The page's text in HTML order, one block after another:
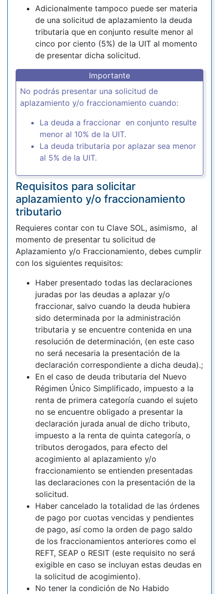
Adicionalmente tampoco puede ser materia
de una solicitud de aplazamiento la deuda
tributaria que en conjunto resulte menor al
cinco por ciento (5%) de la UIT al momento
de presentar dicha solicitud.
Importante
No podrás presentar una solicitud de
aplazamiento y/o fraccionamiento cuando:
La deuda a fraccionar en conjunto resulte
menor al 10% de la UIT.
La deuda tributaria por aplazar sea menor
al 5% de la UIT.
Requisitos para solicitar
aplazamiento y/o fraccionamiento
tributario
Requieres contar con tu Clave SOL, asimismo, al
momento de presentar tu solicitud de
Aplazamiento y/o Fraccionamiento, debes cumplir
con los siguientes requisitos:
Haber presentado todas las declaraciones
juradas por las deudas a aplazar y/o
fraccionar, salvo cuando la deuda hubiera
sido determinada por la administración
tributaria y se encuentre contenida en una
resolución de determinación, (en este caso
no será necesaria la presentación de la
declaración correspondiente a dicha deuda).;
En el caso de deuda tributaria del Nuevo
Régimen Único Simplificado, impuesto a la
renta de primera categoría cuando el sujeto
no se encuentre obligado a presentar la
declaración jurada anual de dicho tributo,
impuesto a la renta de quinta categoría, o
tributos derogados, para efecto del
acogimiento al aplazamiento y/o
fraccionamiento se entienden presentadas
las declaraciones con la presentación de la
solicitud.
Haber cancelado la totalidad de las órdenes
de pago por cuotas vencidas y pendientes
de pago, así como la orden de pago saldo
de los fraccionamientos anteriores como el
REFT, SEAP o RESIT (este requisito no será
exigible en caso se incluyan estas deudas en
la solicitud de acogimiento).
No tener la condición de No Habido